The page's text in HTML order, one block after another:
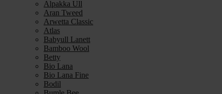
Alpakka Ull
Aran Tweed
Arwetta Classic
Atlas
Babyull Lanett
Bamboo Wool
Betty
Bio Lana
Bio Lana Fine
Bodil